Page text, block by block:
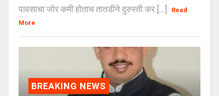
पावसाचा जोर कमी होताच तातडीने दुरुस्ती कर [...]
Read
More
BREAKING NEWS